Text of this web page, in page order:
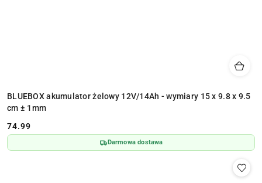
BLUEBOX akumulator żelowy 12V/14Ah - wymiary 15 x 9.8 x 9.5
cm ± 1mm
Cena:
74.99
Darmowa dostawa